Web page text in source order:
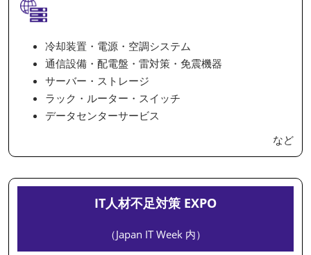
冷却装置・電源・空調システム
通信設備・配電盤・雷対策・免震機器
サーバー・ストレージ
ラック・ルーター・スイッチ
データセンターサービス
など
IT人材不足対策 EXPO
（Japan IT Week 内）